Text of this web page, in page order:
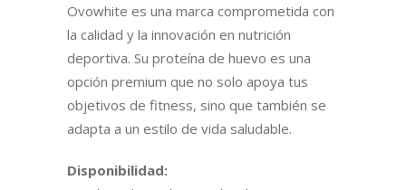
Ovowhite es una marca comprometida con
la calidad y la innovación en nutrición
deportiva. Su proteína de huevo es una
opción premium que no solo apoya tus
objetivos de fitness, sino que también se
adapta a un estilo de vida saludable.
Disponibilidad: